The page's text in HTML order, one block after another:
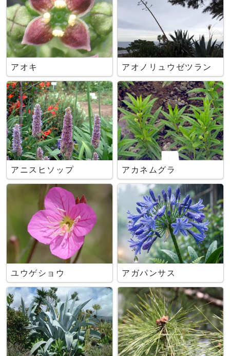
アオキ アオノリュウゼツラン
アニスヒソップ アカネムグラ
ユウゲショウ アガパンサス